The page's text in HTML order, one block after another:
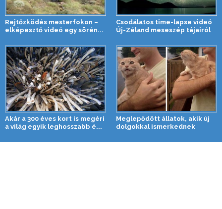
Rejtőzködés mesterfokon –
elképesztő videó egy sörén...
Csodálatos time-lapse videó
Új-Zéland meseszép tájairól
Akár a 300 éves kort is megéri
a világ egyik leghosszabb é...
Meglepődött állatok, akik új
dolgokkal ismerkednek